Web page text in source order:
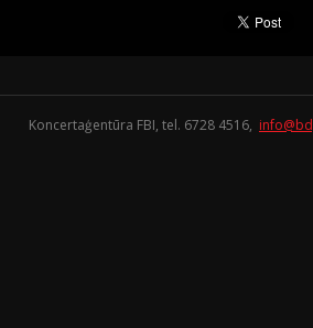
Koncertaģentūra FBI, tel. 6728 4516,